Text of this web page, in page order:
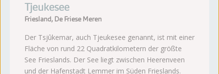
Tjeukesee
Friesland, De Friese Meren
Der Tsjûkemar, auch Tjeukesee genannt, ist mit einer
Fläche von rund 22 Quadratkilometern der größte
See Frieslands. Der See liegt zwischen Heerenveen
und der Hafenstadt Lemmer im Süden Frieslands.